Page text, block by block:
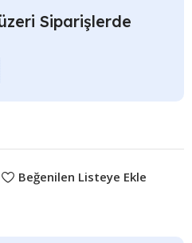
Siparişlerde
Beğenilen Listeye Ekle